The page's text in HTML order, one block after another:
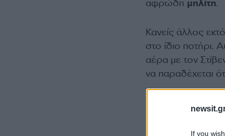
If you
αφρώδη μηλίτη.
Κανείς άλλος
στο ίδιο ποτήρι.
αέρα με τον
να παραδέχεται
Αν ο Τομ Χανκς
εμφιαλωμένο